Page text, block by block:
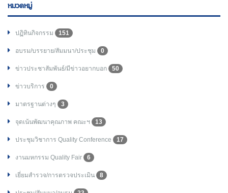
หมวดหมู่
ปฏิทินกิจกรรม 151
อบรม/บรรยาย/สัมมนา/ประชุม 0
ข่าวประชาสัมพันธ์/มีข่าวอยากบอก 50
ข่าวบริการ 0
มาตรฐานต่างๆ 3
จุดเน้นพัฒนาคุณภาพ คณะฯ 13
ประชุมวิชาการ Quality Conference 17
งานมหกรรม Quality Fair 6
เยี่ยมสำรวจ/การตรวจประเมิน 8